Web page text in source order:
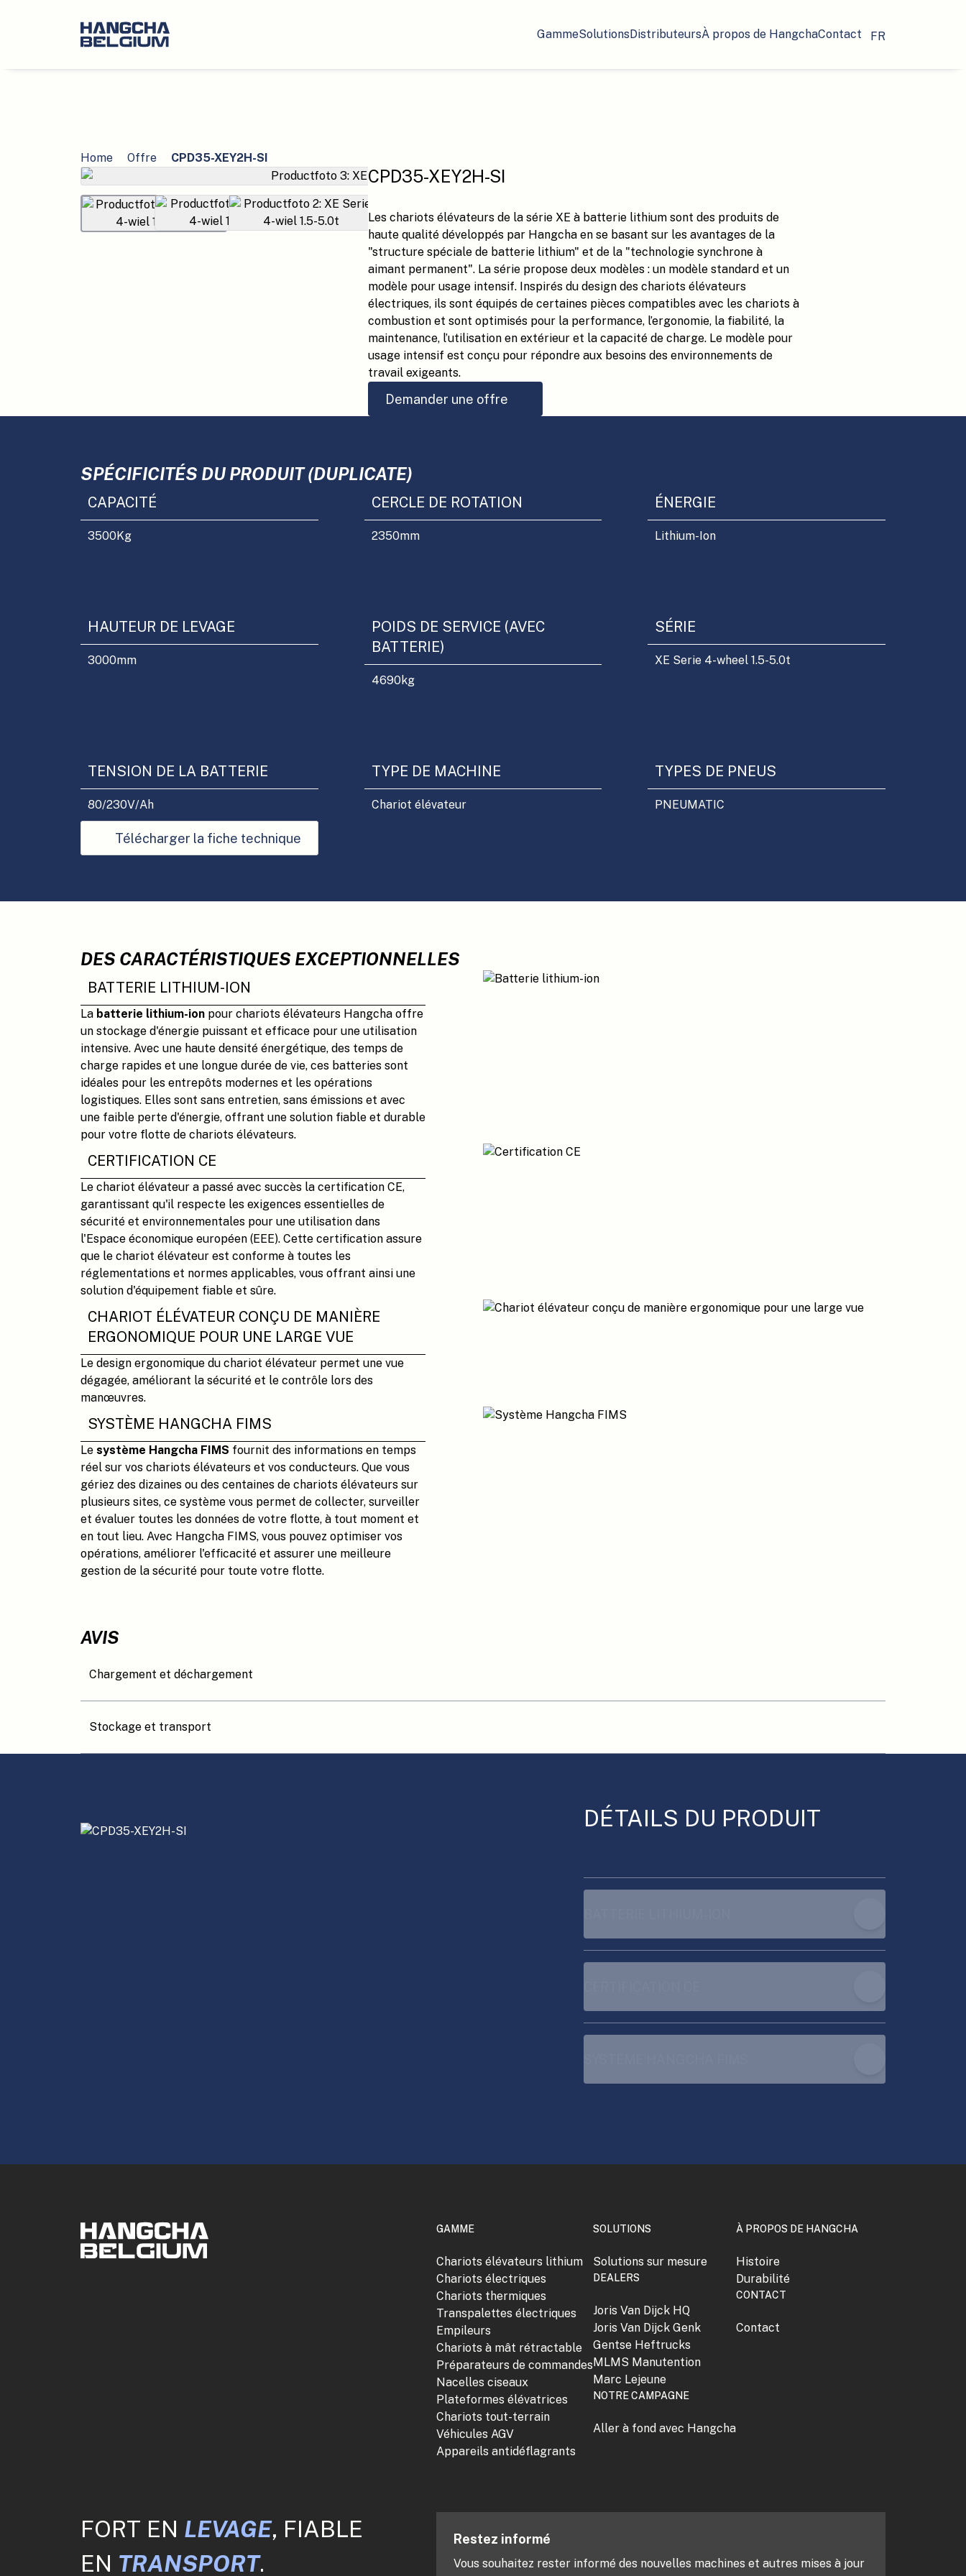
GammeSolutionsDistributeursÀ propos de HangchaContact FR
Home Offre CPD35-XEY2H-SI
CPD35-XEY2H-SI
Les chariots élévateurs de la série XE à batterie lithium sont des produits de
haute qualité développés par Hangcha en se basant sur les avantages de la
"structure spéciale de batterie lithium" et de la "technologie synchrone à
aimant permanent". La série propose deux modèles : un modèle standard et un
modèle pour usage intensif. Inspirés du design des chariots élévateurs
électriques, ils sont équipés de certaines pièces compatibles avec les chariots à
combustion et sont optimisés pour la performance, l’ergonomie, la fiabilité, la
maintenance, l’utilisation en extérieur et la capacité de charge. Le modèle pour
usage intensif est conçu pour répondre aux besoins des environnements de
travail exigeants.
Demander une offre
SPÉCIFICITÉS DU PRODUIT (DUPLICATE)
CAPACITÉ
3500Kg
CERCLE DE ROTATION
2350mm
ÉNERGIE
Lithium-Ion
HAUTEUR DE LEVAGE
3000mm
POIDS DE SERVICE (AVEC
BATTERIE)
4690kg
SÉRIE
XE Serie 4-wheel 1.5-5.0t
TENSION DE LA BATTERIE
80/230V/Ah
TYPE DE MACHINE
Chariot élévateur
TYPES DE PNEUS
PNEUMATIC
Télécharger la fiche technique
DES CARACTÉRISTIQUES EXCEPTIONNELLES
BATTERIE LITHIUM-ION
La batterie lithium-ion pour chariots élévateurs Hangcha offre
un stockage d'énergie puissant et efficace pour une utilisation
intensive. Avec une haute densité énergétique, des temps de
charge rapides et une longue durée de vie, ces batteries sont
idéales pour les entrepôts modernes et les opérations
logistiques. Elles sont sans entretien, sans émissions et avec
une faible perte d'énergie, offrant une solution fiable et durable
pour votre flotte de chariots élévateurs.
CERTIFICATION CE
Le chariot élévateur a passé avec succès la certification CE,
garantissant qu'il respecte les exigences essentielles de
sécurité et environnementales pour une utilisation dans
l'Espace économique européen (EEE). Cette certification assure
que le chariot élévateur est conforme à toutes les
réglementations et normes applicables, vous offrant ainsi une
solution d'équipement fiable et sûre.
CHARIOT ÉLÉVATEUR CONÇU DE MANIÈRE
ERGONOMIQUE POUR UNE LARGE VUE
Le design ergonomique du chariot élévateur permet une vue
dégagée, améliorant la sécurité et le contrôle lors des
manœuvres.
SYSTÈME HANGCHA FIMS
Le système Hangcha FIMS fournit des informations en temps
réel sur vos chariots élévateurs et vos conducteurs. Que vous
gériez des dizaines ou des centaines de chariots élévateurs sur
plusieurs sites, ce système vous permet de collecter, surveiller
et évaluer toutes les données de votre flotte, à tout moment et
en tout lieu. Avec Hangcha FIMS, vous pouvez optimiser vos
opérations, améliorer l'efficacité et assurer une meilleure
gestion de la sécurité pour toute votre flotte.
AVIS
Chargement et déchargement
Stockage et transport
DÉTAILS DU PRODUIT
GAMME
Chariots élévateurs lithium
Chariots électriques
Chariots thermiques
Transpalettes électriques
Empileurs
Chariots à mât rétractable
Préparateurs de commandes
Nacelles ciseaux
Plateformes élévatrices
Chariots tout-terrain
Véhicules AGV
Appareils antidéflagrants
SOLUTIONS
Solutions sur mesure
DEALERS
Joris Van Dijck HQ
Joris Van Dijck Genk
Gentse Heftrucks
MLMS Manutention
Marc Lejeune
NOTRE CAMPAGNE
Aller à fond avec Hangcha
À PROPOS DE HANGCHA
Histoire
Durabilité
CONTACT
Contact
FORT EN LEVAGE, FIABLE
EN TRANSPORT.
Restez informé
Vous souhaitez rester informé des nouvelles machines et autres mises à jour